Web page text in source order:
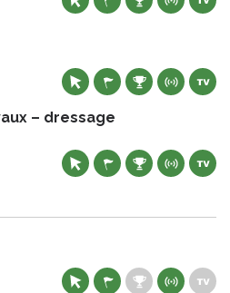
– dressage